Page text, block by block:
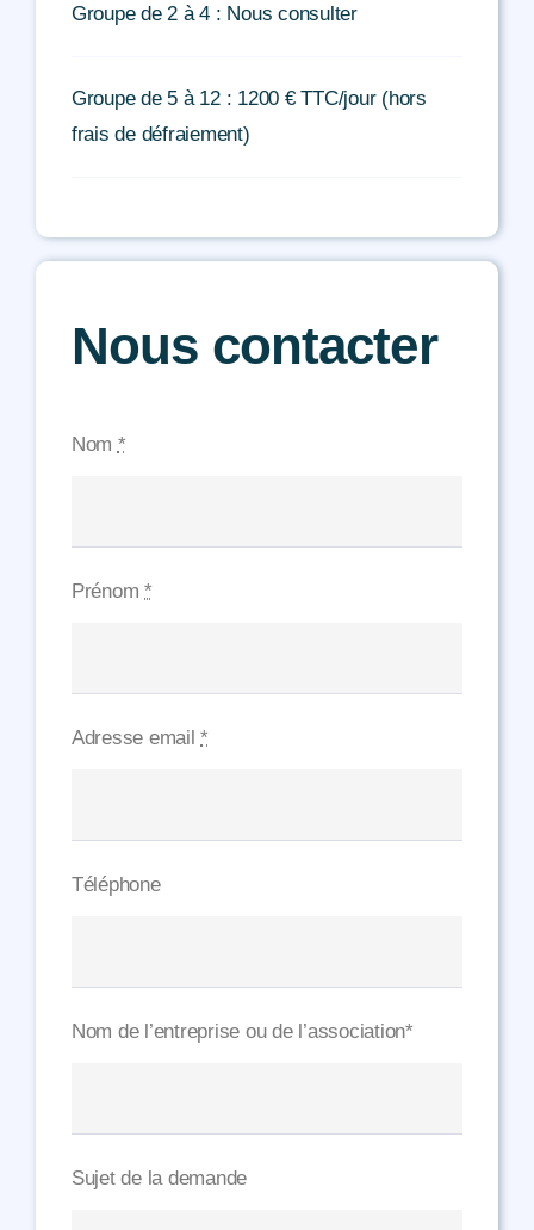
Groupe de 2 à 4 : Nous consulter
Groupe de 5 à 12 : 1200 € TTC/jour (hors
frais de défraiement)
Nous contacter
Nom *
Prénom*
Adresse email*
Téléphone
Nom de l’entreprise ou de l’association*
Sujet de la demande